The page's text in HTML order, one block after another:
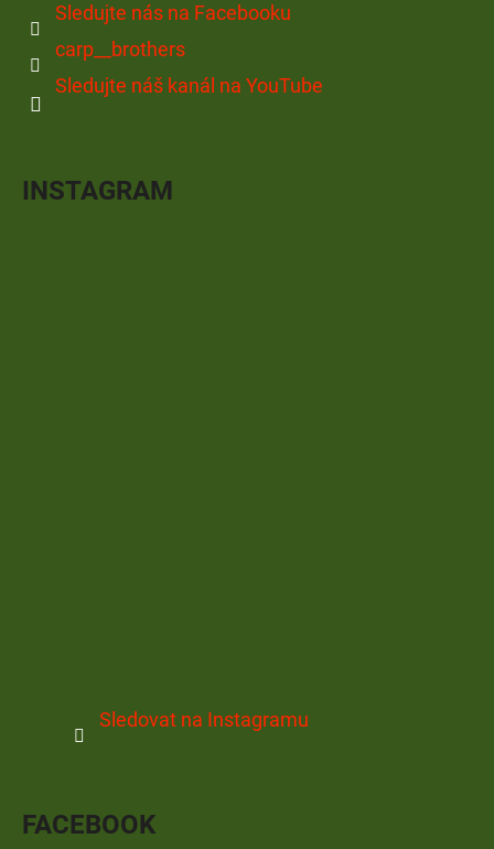
Sledujte nás na Facebooku
carp__brothers
Sledujte náš kanál na YouTube
INSTAGRAM
Sledovat na Instagramu
FACEBOOK